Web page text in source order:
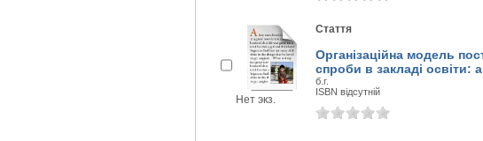
Нет экз.
Стаття
Організаційна модель
спроби в закладі освіти:
б.г.
ISBN відсутній